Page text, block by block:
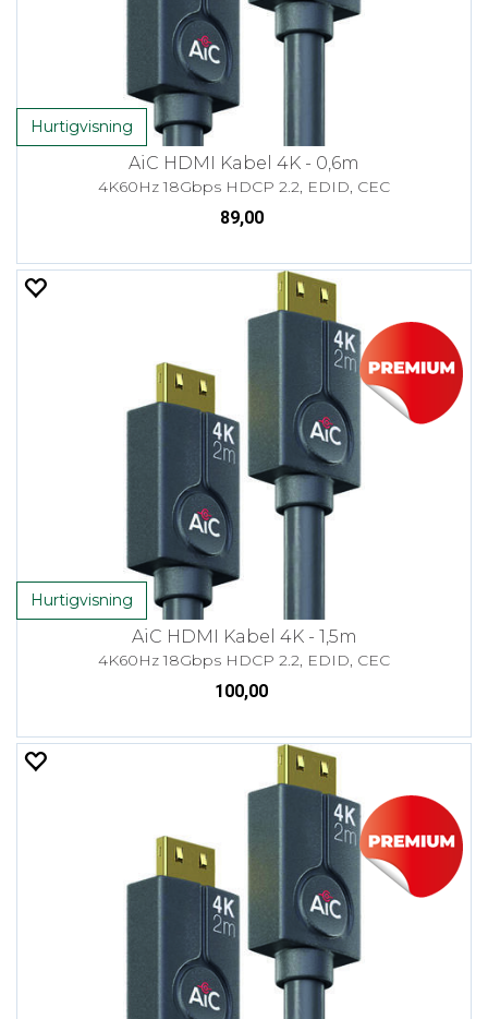
Hurtigvisning
AiC HDMI Kabel 4K - 0,6m
4K60Hz 18Gbps HDCP 2.2, EDID, CEC
89,00
Hurtigvisning
AiC HDMI Kabel 4K - 1,5m
4K60Hz 18Gbps HDCP 2.2, EDID, CEC
100,00